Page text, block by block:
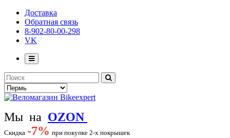
Доставка
Обратная связь
8-902-80-00-298
VK
Мы на OZON
Скидка -7% при покупке 2-х покрышек